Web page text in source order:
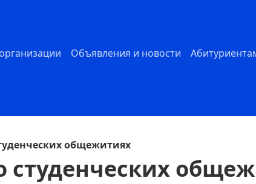
Объявления и новости
общежитиях